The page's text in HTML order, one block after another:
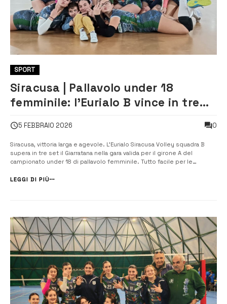
SPORT
Siracusa | Pallavolo under 18
femminile: l’Eurialo B vince in tre
5 FEBBRAIO 2026 0
Siracusa, vittoria larga e agevole. L’Eurialo Siracusa Volley squadra B
supera in tre set il Giarratana nella gara valida per il girone A del
campionato under 18 di pallavolo femminile. Tutto facile per le
classe 2011) che, senza faticare troppo, ottengono i tre punti. Avvio
LEGGI DI PIÙ